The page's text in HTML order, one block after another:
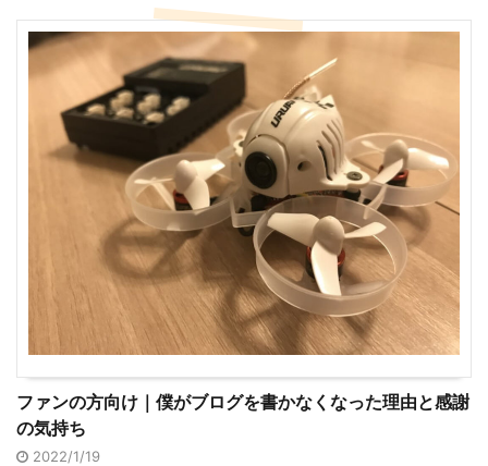
ファンの方向け｜僕がブログを書かなくなった理由と感謝
の気持ち
2022/1/19